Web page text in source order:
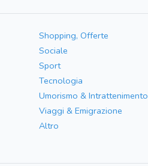
Shopping, Offerte
Sociale
Sport
Tecnologia
Umorismo & Intrattenimento
Viaggi & Emigrazione
Altro